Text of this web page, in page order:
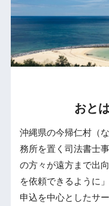
おと
沖縄県の今帰仁村（
務所を置く司法書士
の方々が遠方まで出
を依頼できるように
申込を中心としたサ